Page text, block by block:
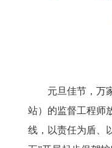
元旦佳节，万
站）的监督工程师
线，以责任为盾、